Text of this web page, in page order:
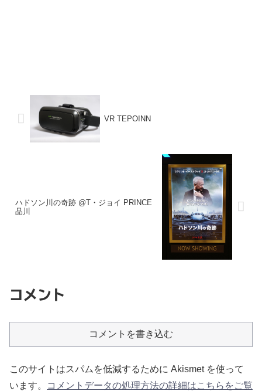
VR TEPOINN
ハドソン川の奇跡 @T・ジョイ PRINCE
品川
コメント
コメントを書き込む
このサイトはスパムを低減するために Akismet を使って
います。
コメントデータの処理方法の詳細はこちらをご覧